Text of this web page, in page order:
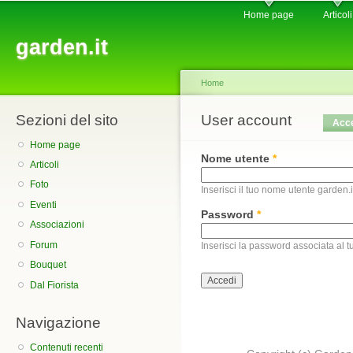
garden.it
Home page Articoli
Sezioni del sito
Home page
Articoli
Foto
Eventi
Associazioni
Forum
Bouquet
Dal Fiorista
Navigazione
Contenuti recenti
You are here
Home
User account
Primary tabs
Nome utente *
Inserisci il tuo nome utente
Password *
Inserisci la password associata al